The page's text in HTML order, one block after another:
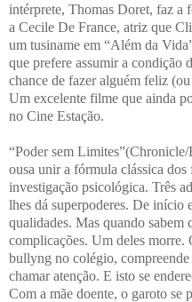
intérprete, Thomas Doret, faz a
a Cecile De France, atriz que
um tusiname em “Além da
que prefere assumir a condição
chance de fazer alguém feliz
Um excelente filme que ainda
no Cine Estação.
“Poder sem
ousa unir a fórmula clássica dos
investigação psicológica. Três
lhes dá superpoderes. De início
qualidades. Mas quando sabem
complicações. Um deles
bullyng no colégio,
chamar atenção. E isto se
Com a mãe doente, o garoto se